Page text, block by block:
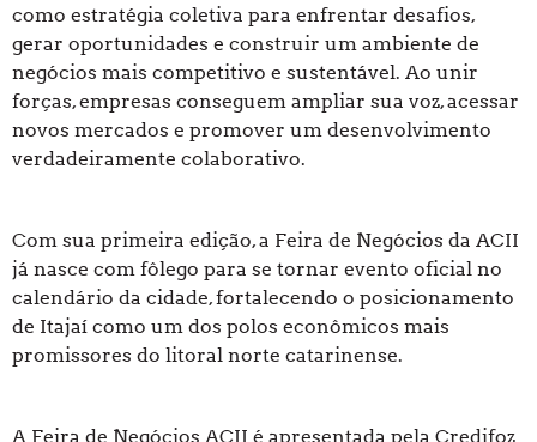
como estratégia coletiva para enfrentar desafios,
gerar oportunidades e construir um ambiente de
negócios mais competitivo e sustentável. Ao unir
forças, empresas conseguem ampliar sua voz, acessar
novos mercados e promover um desenvolvimento
verdadeiramente colaborativo.
Com sua primeira edição, a Feira de Negócios da ACII
já nasce com fôlego para se tornar evento oficial no
calendário da cidade, fortalecendo o posicionamento
de Itajaí como um dos polos econômicos mais
promissores do litoral norte catarinense.
A Feira de Negócios ACII é apresentada pela Credifoz